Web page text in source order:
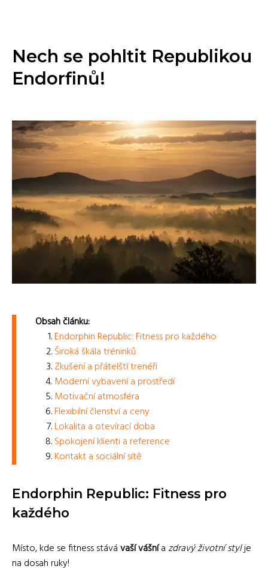
Nech se pohltit Republikou
Endorfinů!
Obsah článku:
Endorphin Republic: Fitness pro každého
Široká škála tréninků
Zkušení a přátelští trenéři
Moderní vybavení a prostředí
Motivační atmosféra
Flexibilní členství a ceny
Lokalita a otevírací doba
Spokojení klienti a reference
Kontakt a sociální sítě
Endorphin Republic: Fitness pro
každého
Místo, kde se fitness stávávaší vášníazdravý životní stylje
na dosah ruky!